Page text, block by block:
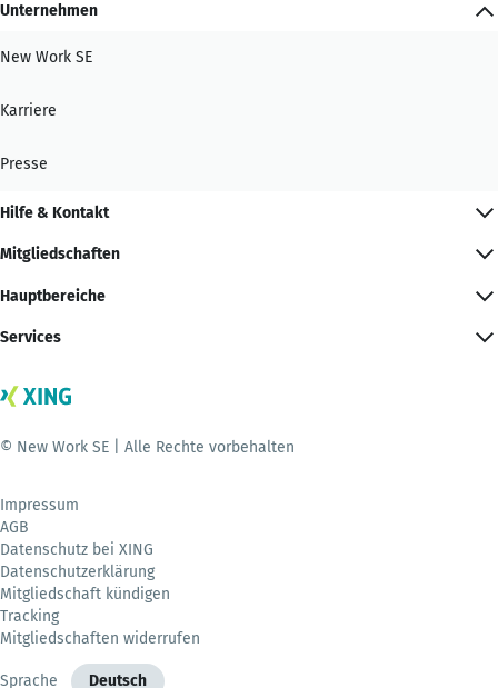
Unternehmen
New Work SE
Karriere
Presse
Hilfe & Kontakt
Mitgliedschaften
Hauptbereiche
Services
© New Work SE | Alle Rechte vorbehalten
Impressum
AGB
Datenschutz bei XING
Datenschutzerklärung
Mitgliedschaft kündigen
Tracking
Mitgliedschaften widerrufen
Sprache Deutsch